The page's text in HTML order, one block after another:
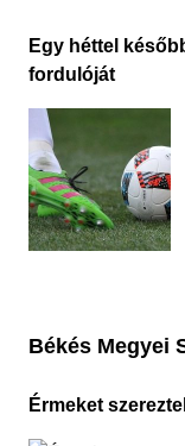
Egy héttel
fordulóját
Békés Megyei
Érmeket